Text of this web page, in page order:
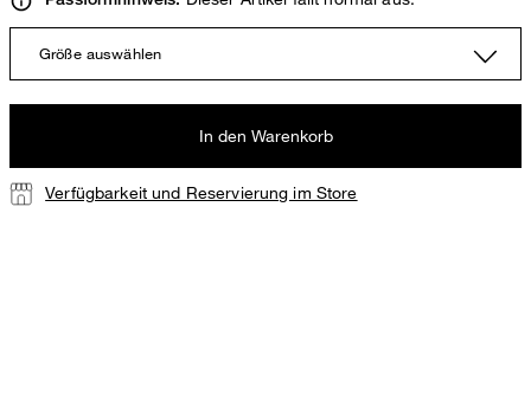
Größe auswählen
In den Warenkorb
Verfügbarkeit und Reservierung im Store